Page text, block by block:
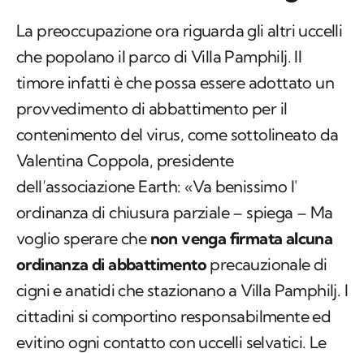
provvedimento di abbattimento per il
contenimento del virus, come sottolineato da
Valentina Coppola, presidente
dell’associazione Earth: «Va benissimo l'
ordinanza di chiusura parziale – spiega – Ma
voglio sperare che non venga firmata alcuna
ordinanza di abbattimento precauzionale di
cigni e anatidi che stazionano a Villa Pamphilj. I
cittadini si comportino responsabilmente ed
evitino ogni contatto con uccelli selvatici. Le
istituzioni si comportino eticamente ed evitino
inutili stragi ».